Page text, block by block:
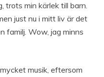
trots min kärlek till barn.
just nu i mitt liv är det
familj. Wow, jag minns
musik, eftersom